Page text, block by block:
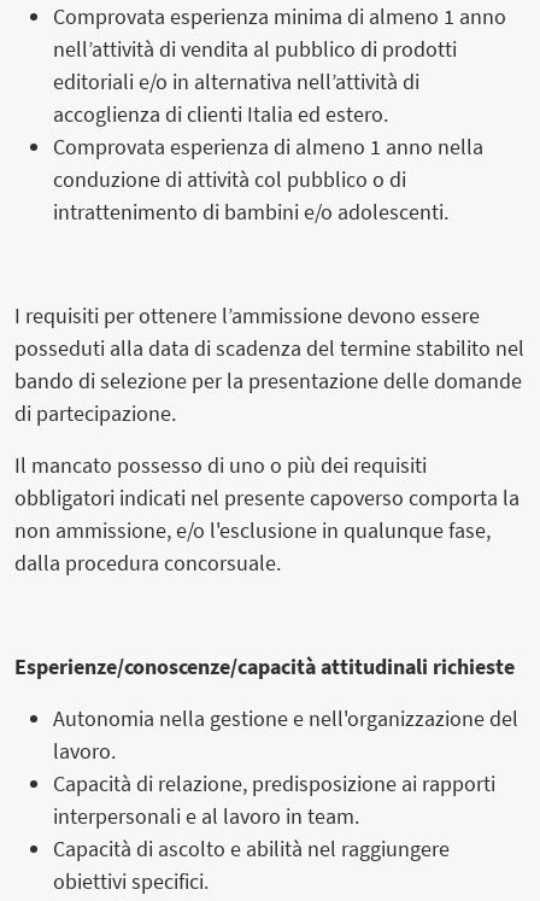
Comprovata esperienza minima di almeno 1 anno
nell’attività di vendita al pubblico di prodotti
editoriali e/o in alternativa nell’attività di
accoglienza di clienti Italia ed estero.
Comprovata esperienza di almeno 1 anno nella
conduzione di attività col pubblico o di
intrattenimento di bambini e/o adolescenti.
I requisiti per ottenere l’ammissione devono essere
posseduti alla data di scadenza del termine stabilito nel
bando di selezione per la presentazione delle domande
di partecipazione.
Il mancato possesso di uno o più dei requisiti
obbligatori indicati nel presente capoverso comporta la
non ammissione, e/o l'esclusione in qualunque fase,
dalla procedura concorsuale.
Esperienze/conoscenze/capacità attitudinali richieste
Autonomia nella gestione e nell'organizzazione del
lavoro.
Capacità di relazione, predisposizione ai rapporti
interpersonali e al lavoro in team.
Capacità di ascolto e abilità nel raggiungere
obiettivi specifici.